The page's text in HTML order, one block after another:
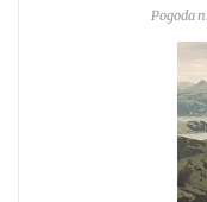
Pogoda